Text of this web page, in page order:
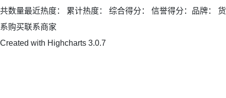
共数量最近热度： 累计热度： 综合得分： 信誉得分：品牌：
系购买联系商家
Created with Highcharts 3.0.7